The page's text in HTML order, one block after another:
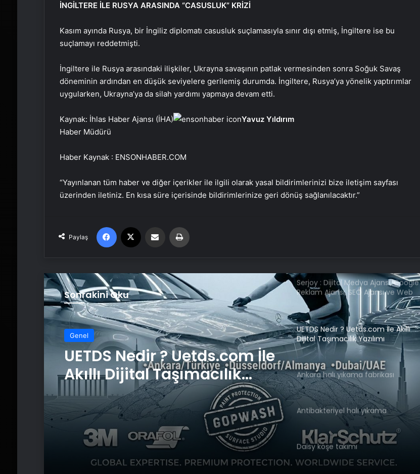
İNGİLTERE İLE RUSYA ARASINDA “CASUSLUK” KRİZİ
Kasım ayında Rusya, bir İngiliz diplomatı casusluk suçlamasıyla sınır dışı etmiş, İngiltere ise bu
suçlamayı reddetmişti.
İngiltere ile Rusya arasındaki ilişkiler, Ukrayna savaşının patlak vermesinden sonra Soğuk Savaş
döneminin ardından en düşük seviyelere gerilemiş durumda. İngiltere, Rusya’ya yönelik yaptırımlar
uygularken, Ukrayna’ya da silah yardımı yapmaya devam etti.
Kaynak: İhlas Haber Ajansı (İHA)
Yavuz Yıldırım
Haber Müdürü
Haber Kaynak : ENSONHABER.COM
“Yayınlanan tüm haber ve diğer içerikler ile ilgili olarak yasal bildirimlerinizi bize iletişim sayfası
üzerinden iletiniz. En kısa süre içerisinde bildirimlerinize geri dönüş sağlanılacaktır.”
Paylaş
Facebook Email'den paylaş
Sonrakini Oku
Genel
UETDS Nedir ? Uetds.com İle
Akıllı Dijital Taşımacılık
Yazılımı
ve Teknik Haberler
Günlük burç yorumları: 15 Mayıs
2025 Perşembe
Serjoy : Dijital Medya Ajansı, Google
Reklam Ajansı, SEO Ajansı ve Web
Tasarım Ajansı
UETDS Nedir ? Uetds.com İle Akıllı
Dijital Taşımacılık Yazılımı
Ankara halı yıkama fabrikası
Antibakteriyel halı yıkama
Daisy köşe takımı